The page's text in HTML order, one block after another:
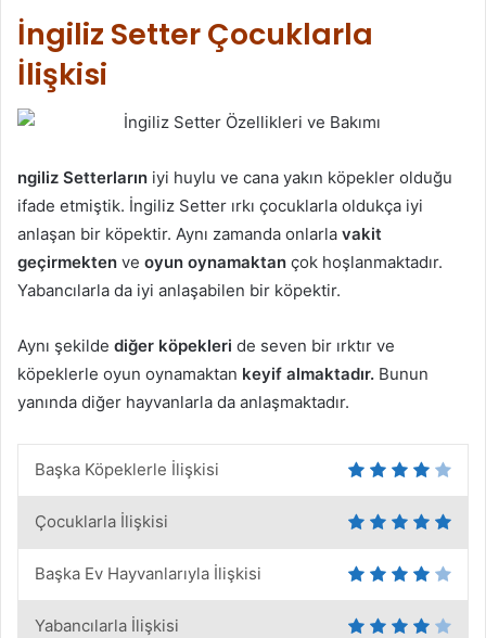
İngiliz Setter Çocuklarla
İlişkisi
ngiliz Setterların iyi huylu ve cana yakın köpekler olduğu
ifade etmiştik. İngiliz Setter ırkı çocuklarla oldukça iyi
anlaşan bir köpektir. Aynı zamanda onlarla vakit
geçirmekten ve oyun oynamaktan çok hoşlanmaktadır.
Yabancılarla da iyi anlaşabilen bir köpektir.
Aynı şekilde diğer köpekleri de seven bir ırktır ve
köpeklerle oyun oynamaktan keyif almaktadır. Bunun
yanında diğer hayvanlarla da anlaşmaktadır.
Başka Köpeklerle İlişkisi
Çocuklarla İlişkisi
Başka Ev Hayvanlarıyla İlişkisi
Yabancılarla İlişkisi